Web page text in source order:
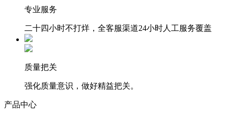
专业服务
二十四小时不打烊，全客服渠道24小时人工服务覆盖
质量把关
强化质量意识，做好精益把关。
产品中心